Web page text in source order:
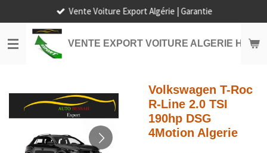
au
contenu
principal
VENTE EXPORT VOITURE ALGERIE HORS
Vente Voiture Export Algérie | Garantie
Volkswagen T-Roc
R-Line 2.0 TSI
190hp DSG
4Motion Algerie